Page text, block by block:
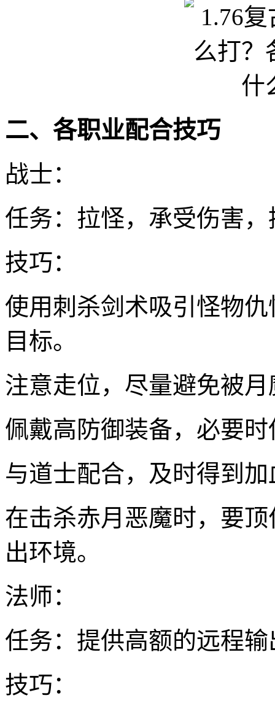
二、各职业配合技巧
战士：
任务：拉怪，承受伤害，
技巧：
使用刺杀剑术吸引怪物
目标。
注意走位，尽量避免被
佩戴高防御装备，必要
与道士配合，及时得到
在击杀赤月恶魔时，要
出环境。
法师：
任务：提供高额的远程
技巧：